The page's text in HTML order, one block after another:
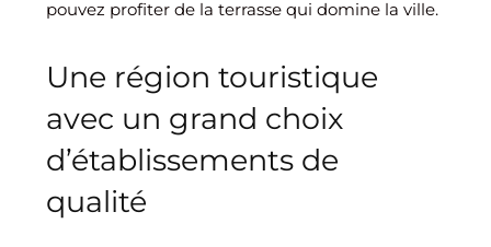
pouvez profiter de la terrasse qui domine la ville.
Une région touristique
avec un grand choix
d’établissements de
qualité